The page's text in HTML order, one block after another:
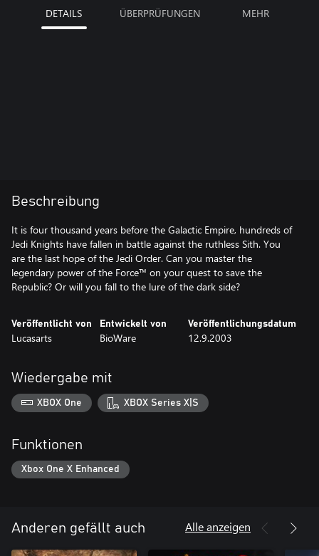
DETAILS ÜBERPRÜFUNGEN MEHR
Beschreibung
It is four thousand years before the Galactic Empire, hundreds of
Jedi Knights have fallen in battle against the ruthless Sith. You
are the last hope of the Jedi Order. Can you master the
legendary power of the Force™ on your quest to save the
Republic? Or will you fall to the lure of the dark side?
Veröffentlicht von
Lucasarts
Entwickelt von
BioWare
Veröffentlichungsdatum
12.9.2003
Wiedergabe mit
XBOX One XBOX Series X|S
Funktionen
Xbox One X Enhanced
Anderen gefällt auch Alle anzeigen